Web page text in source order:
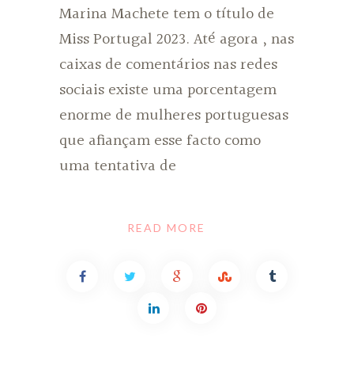
Marina Machete tem o título de
Miss Portugal 2023. Até agora , nas
caixas de comentários nas redes
sociais existe uma porcentagem
enorme de mulheres portuguesas
que afiançam esse facto como
uma tentativa de
READ MORE